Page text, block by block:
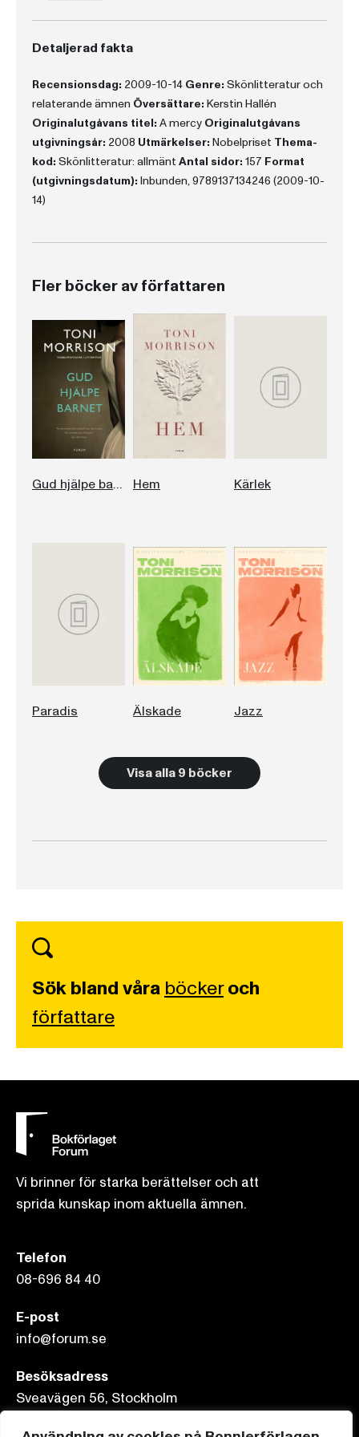
Detaljerad fakta
Recensionsdag: 2009-10-14 Genre: Skönlitteratur och
relaterande ämnen Översättare: Kerstin Hallén
Originalutgåvans titel: A mercy Originalutgåvans
utgivningsår: 2008 Utmärkelser: Nobelpriset Thema-
kod: Skönlitteratur: allmänt Antal sidor: 157 Format
(utgivningsdatum): Inbunden, 9789137134246 (2009-10-
14)
Fler böcker av författaren
Gud hjälpe barnet Hem Kärlek
Paradis Älskade Jazz
Visa alla 9 böcker
Sök bland våra böckeroch
författare
Vi brinner för starka berättelser och att
sprida kunskap inom aktuella ämnen.
Telefon
08-696 84 40
E-post
info@forum.se
Besöksadress
Sveavägen 56, Stockholm